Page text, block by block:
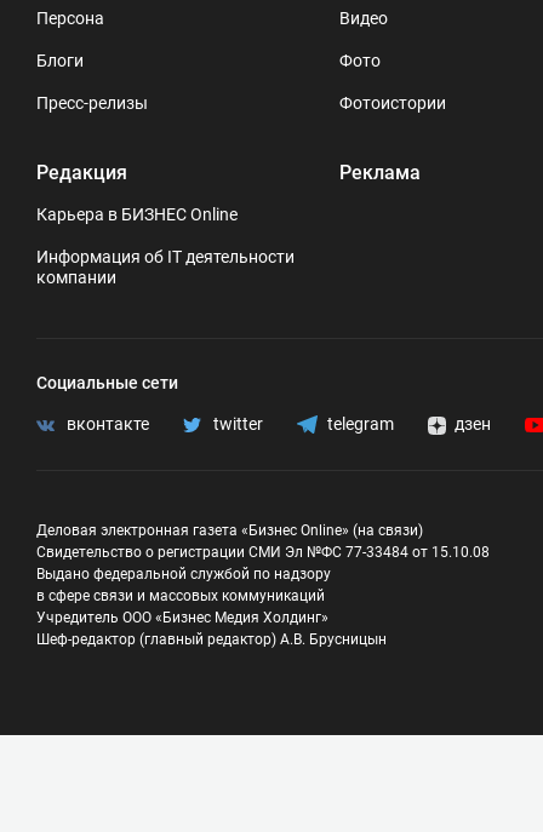
Персона
Блоги
Пресс-релизы
Редакция
Карьера в БИЗНЕС Online
Информация об IT деятельности
компании
Видео
Фото
Фотоистории
Реклама
Социальные сети
вконтакте twitter telegram дзен
Деловая электронная газета «Бизнес Online» (на связи)
Свидетельство о регистрации СМИ Эл №ФС 77-33484 от 15.10.08
Выдано федеральной службой по надзору
в сфере связи и массовых коммуникаций
Учредитель ООО «Бизнес Медия Холдинг»
Шеф-редактор (главный редактор) А.В. Брусницын